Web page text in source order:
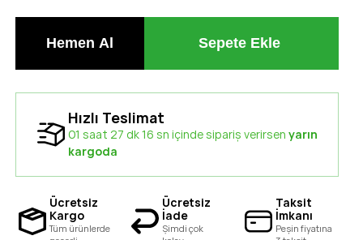
Hızlı Teslimat
01 saat 27 dk 15 sn içinde sipariş verirsen yarın
kargoda
Ücretsiz
Kargo
Tüm ürünlerde
Ücretsiz
İade
Şimdi çok
Taksit
İmkanı
Peşin fiyatına